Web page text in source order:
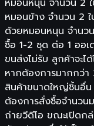
หมอนข้าง จำนวน 2
ด้วยหมอนหนุน จำนว
ซื้อ 1-2 ชุด ต่อ 1 ออเ
ขนส่งไม่รับ ลูกค้าจะไ
หากต้องการมากกว่
สินค้าขนาดใหญ่ชิ้นอื่
ต้องการสั่งซื้อจำนวน
ถ่ายวีดีโอ ขณะเปิดก